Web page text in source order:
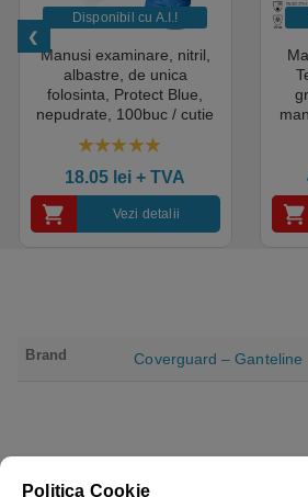
Disponibil cu A.I.​!
Manusi examinare, nitril,
albastre, de unica
folosinta, Protect Blue,
nepudrate, 100buc / cutie
saloane si domeniul
industrial, calitate premium
18.05 lei + TVA
Vezi detalii
Brand Coverguard – Ganteline
Politica Cookie